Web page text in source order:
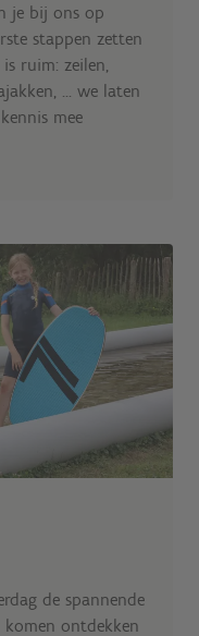
je bij ons op
stappen zetten
ruim: zeilen,
... we laten
mee
de spannende
ontdekken